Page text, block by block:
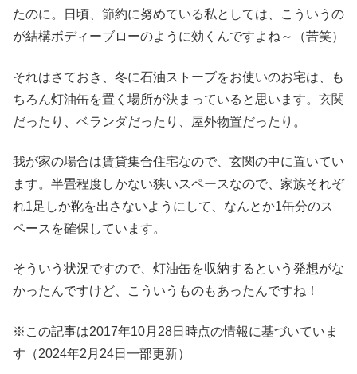
たのに。日頃、節約に努めている私としては、こういうの
が結構ボディーブローのように効くんですよね～（苦笑）
それはさておき、冬に石油ストーブをお使いのお宅は、も
ちろん灯油缶を置く場所が決まっていると思います。玄関
だったり、ベランダだったり、屋外物置だったり。
我が家の場合は賃貸集合住宅なので、玄関の中に置いてい
ます。半畳程度しかない狭いスペースなので、家族それぞ
れ1足しか靴を出さないようにして、なんとか1缶分のス
ペースを確保しています。
そういう状況ですので、灯油缶を収納するという発想がな
かったんですけど、こういうものもあったんですね！
※この記事は2017年10月28日時点の情報に基づいていま
す（2024年2月24日一部更新）